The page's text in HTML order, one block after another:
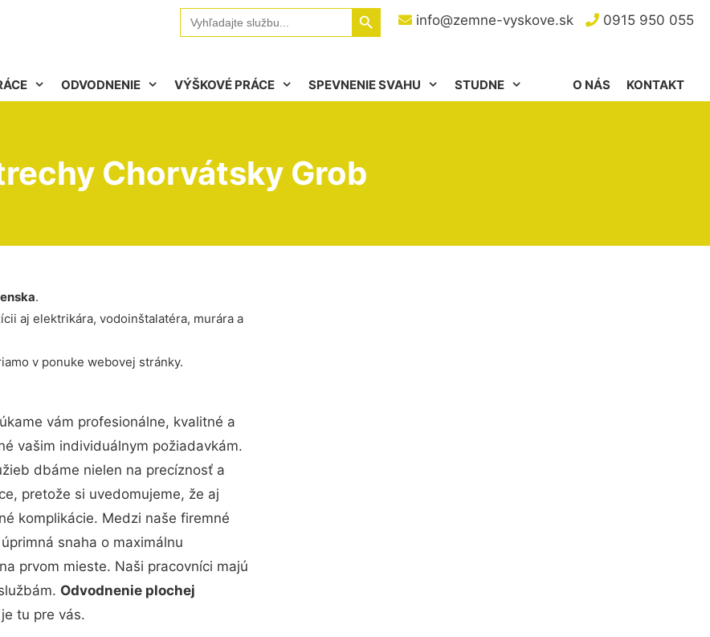
info@zemne-vyskove.sk 0915 950 055
Search
for:
Search Button
ODVODNENIE VÝŠKOVÉ PRÁCE SPEVNENIE SVAHU STUDNE KONTAKT
O NÁS
Chorvátsky Grob
.
aj elektrikára, vodoinštalatéra, murára a
v ponuke webovej stránky.
vám profesionálne, kvalitné a
vašim individuálnym požiadavkám.
dbáme nielen na precíznosť a
pretože si uvedomujeme, že aj
komplikácie. Medzi naše firemné
snaha o maximálnu
prvom mieste. Naši pracovníci majú
Odvodnenie plochej
tu pre vás.